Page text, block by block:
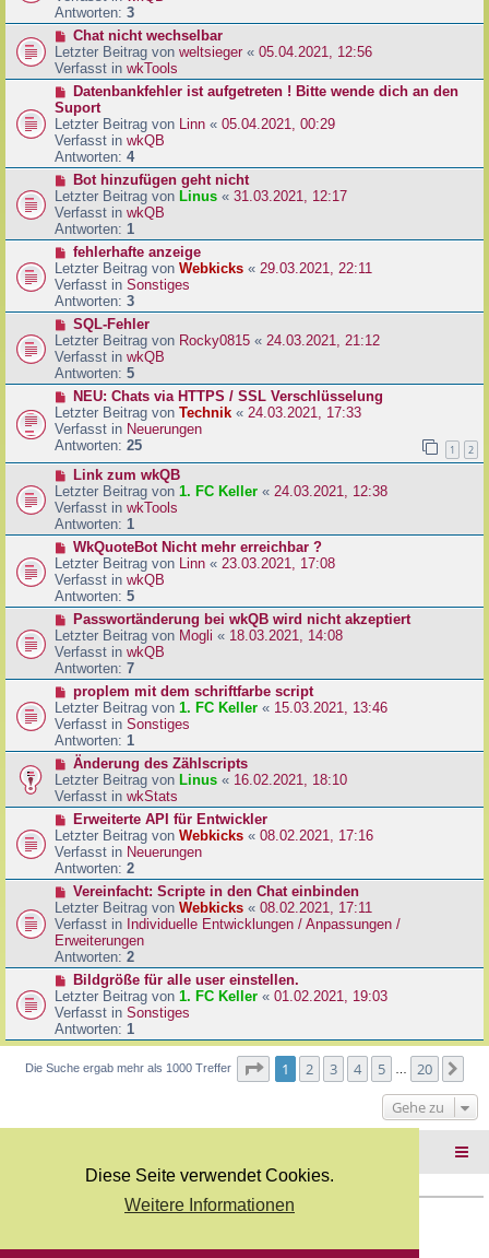
Diese Seite verwendet Cookies.
Weitere Informationen
i
t
a
g
e
r
B
e
i
r
a
g
Antworten: 3
N
e
u
e
B
e
i
t
a
g
Chat nicht wechselbar
Letzter Beitrag von weltsieger « 05.04.2021, 12:56
Verfasst in wkTools
N
e
u
e
r
B
e
i
t
r
a
g
Datenbankfehler ist aufgetreten ! Bitte wende dich an den
Suport
Letzter Beitrag von Linn « 05.04.2021, 00:29
Verfasst in wkQB
Antworten: 4
N
e
u
e
r
B
e
i
t
a
g
Bot hinzufügen geht nicht
Letzter Beitrag von Linus « 31.03.2021, 12:17
Verfasst in wkQB
Antworten: 1
N
e
u
e
r
B
e
i
t
a
g
fehlerhafte anzeige
Letzter Beitrag von Webkicks « 29.03.2021, 22:11
Verfasst in Sonstiges
Antworten: 3
N
e
u
e
r
B
e
i
t
a
g
SQL-Fehler
Letzter Beitrag von Rocky0815 « 24.03.2021, 21:12
Verfasst in wkQB
Antworten: 5
N
e
u
e
r
B
e
i
t
a
g
NEU: Chats via HTTPS / SSL Verschlüsselung
Letzter Beitrag von Technik « 24.03.2021, 17:33
Verfasst in Neuerungen
Antworten: 25 1 2
N
e
u
e
r
B
e
i
t
a
g
Link zum wkQB
Letzter Beitrag von 1. FC Keller « 24.03.2021, 12:38
Verfasst in wkTools
Antworten: 1
N
e
u
e
r
B
e
i
t
a
g
WkQuoteBot Nicht mehr erreichbar ?
Letzter Beitrag von Linn « 23.03.2021, 17:08
Verfasst in wkQB
Antworten: 5
N
e
u
e
r
B
e
i
t
a
g
Passwortänderung bei wkQB wird nicht akzeptiert
Letzter Beitrag von Mogli « 18.03.2021, 14:08
Verfasst in wkQB
Antworten: 7
N
e
u
e
r
B
e
i
r
a
g
proplem mit dem schriftfarbe script
Letzter Beitrag von 1. FC Keller « 15.03.2021, 13:46
Verfasst in Sonstiges
Antworten: 1
N
e
u
e
r
B
e
i
r
a
g
Änderung des Zählscripts
Letzter Beitrag von Linus « 16.02.2021, 18:10
Verfasst in wkStats
N
e
u
e
r
B
e
i
t
r
a
g
Erweiterte API für Entwickler
Letzter Beitrag von Webkicks « 08.02.2021, 17:16
Verfasst in Neuerungen
Antworten: 2
N
e
u
e
r
B
e
i
t
r
g
Vereinfacht: Scripte in den Chat einbinden
Letzter Beitrag von Webkicks « 08.02.2021, 17:11
Verfasst in Individuelle Entwicklungen / Anpassungen /
Erweiterungen
Antworten: 2
N
e
u
e
r
B
e
r
Bildgröße für alle user einstellen.
Letzter Beitrag von 1. FC Keller « 01.02.2021, 19:03
Verfasst in Sonstiges
Antworten: 1
Die Suche ergab mehr als 1000 Treffer Seite von
1 2 3 4 5 20
Gehe zu
Deutsche Übersetzung durchphpBB.de